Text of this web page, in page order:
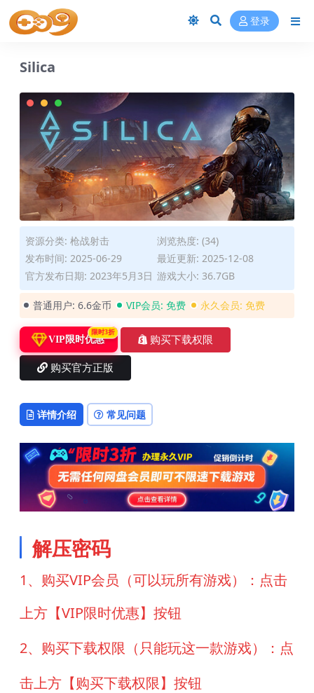
登录
Silica
资源分类: 枪战射击
浏览热度: (34)
发布时间: 2025-06-29
最近更新: 2025-12-08
官方发布日期: 2023年5月3日 游戏大小: 36.7GB
普通用户: 6.6金币 VIP会员: 免费 永久会员: 免费
VIP限时优惠
限时3折
购买下载权限
购买官方正版
详情介绍 常见问题
解压密码
1、购买VIP会员（可以玩所有游戏）：点击
上方【VIP限时优惠】按钮
2、购买下载权限（只能玩这一款游戏）：点
击上方【购买下载权限】按钮